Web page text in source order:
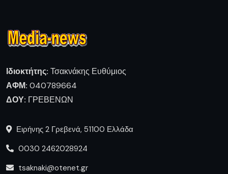
Ιδιοκτήτης: Τσακνάκης Ευθύμιος
ΑΦΜ: 040789664
ΔΟΥ: ΓΡΕΒΕΝΩΝ
Ειρήνης 2 Γρεβενά, 51100 Ελλάδα
0030 2462028924
tsaknaki@otenet.gr